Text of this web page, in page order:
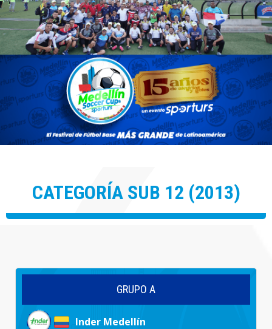
CATEGORÍA SUB 12 (2013)
GRUPO A
Inder Medellín